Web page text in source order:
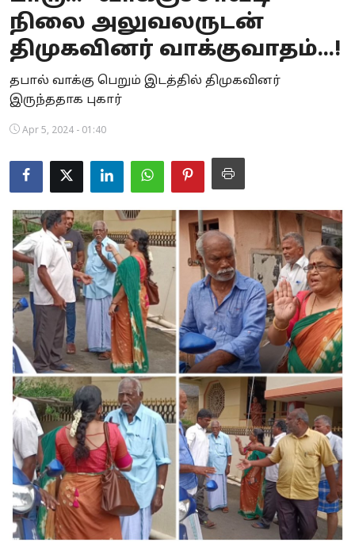
Business
Crime
Tamilnadu
National
World
Spirituality
Weather
Politics
நிலை அலுவலருடன்
திமுகவினர் வாக்குவாதம்...!
தபால் வாக்கு பெறும் இடத்தில் திமுகவினர்
இருந்ததாக புகார்
Apr 5, 2024 - 01:40